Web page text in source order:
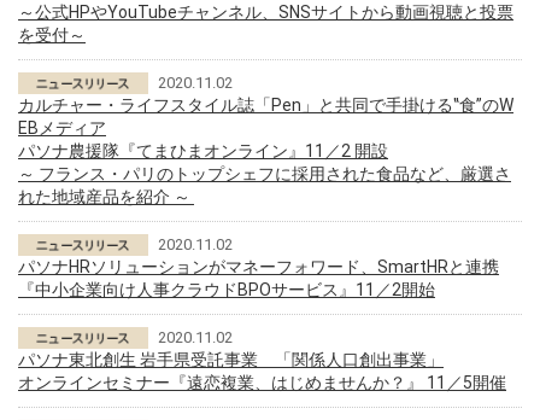
～公式HPやYouTubeチャンネル、SNSサイトから動画視聴と投票
を受付～
2020.11.02
カルチャー・ライフスタイル誌「Pen」と共同で手掛ける‟食”のW
EBメディア
パソナ農援隊『てまひまオンライン』11／2 開設
～ フランス・パリのトップシェフに採用された食品など、厳選さ
れた地域産品を紹介 ～
2020.11.02
パソナHRソリューションがマネーフォワード、SmartHRと連携
『中小企業向け人事クラウドBPOサービス』11／2開始
2020.11.02
パソナ東北創生 岩手県受託事業 「関係人口創出事業」
オンラインセミナー『遠恋複業、はじめませんか？』 11／5開催